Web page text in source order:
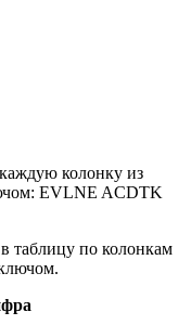
колонку из
EVLNE ACDTK
таблицу по колонкам